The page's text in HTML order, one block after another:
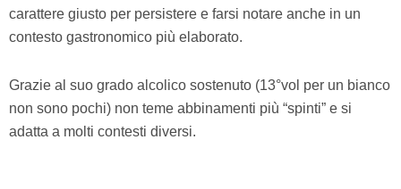
carattere giusto per persistere e farsi notare anche in un
contesto gastronomico più elaborato.
Grazie al suo grado alcolico sostenuto (13°vol per un bianco
non sono pochi) non teme abbinamenti più “spinti” e si
adatta a molti contesti diversi.